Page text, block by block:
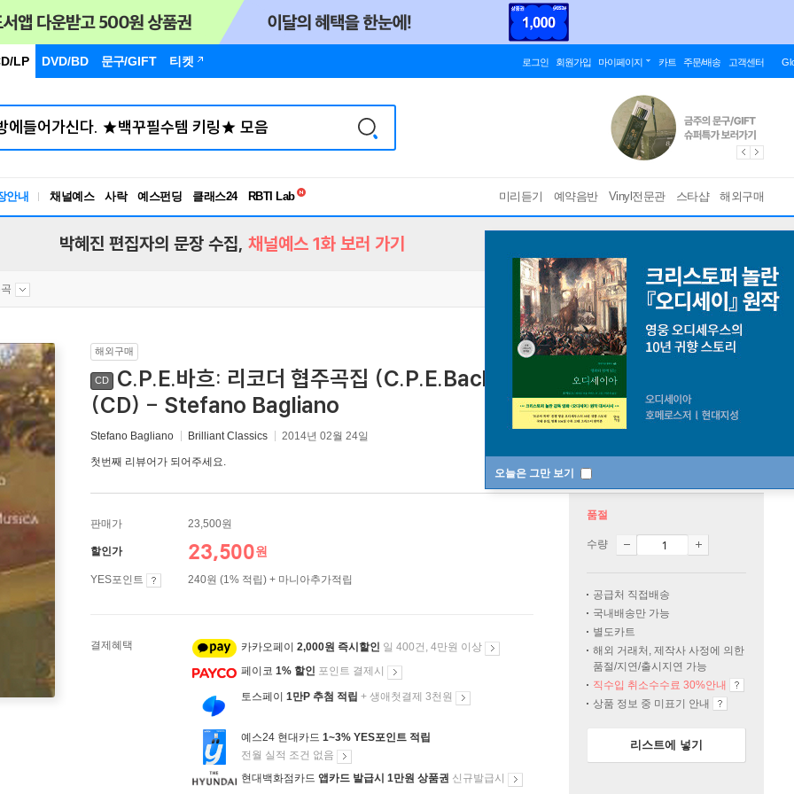
LP DVD/BD 문구/GIFT 티켓 로그인 회원가입 마이페이지 카트 주문/배송 고객센터
안내 채널예스 사락 예스펀딩 클래스24
독서유형검사
미리듣기 예약음반 Vinyl전문관 스타샵 해외구매
오늘은 그만 보기
박혜진 편집자의 문장 수집, 채널예스 1화 보러 가기
해외구매
CD
C.P.E.바흐: 리코더 협주곡집 (C.P.E.Bach: Recorder Concertos)
(CD) - Stefano Bagliano
Stefano Bagliano Brilliant Classics 2014년 02월 24일
첫번째 리뷰어가 되어주세요.
판매가 23,500원
할인가 23,500원
YES포인트 240원 (1% 적립) + 마니아추가적립
결제혜택 카카오페이 2,000원 즉시할인 일 400건, 4만원 이상
페이코 1% 할인 포인트 결제시
토스페이 1만P 추첨 적립 + 생애첫결제 3천원
예스24 현대카드 1~3% YES포인트 적립
전월 실적 조건 없음
현대백화점카드 앱카드 발급시 1만원 상품권 신규발급시
품절
수량
공급처 직접배송
국내배송만 가능
별도카트
해외 거래처, 제작사 사정에 의한
품절/지연/출시지연 가능
직수입 취소수수료 30%안내
상품 정보 중 미표기 안내
리스트에 넣기